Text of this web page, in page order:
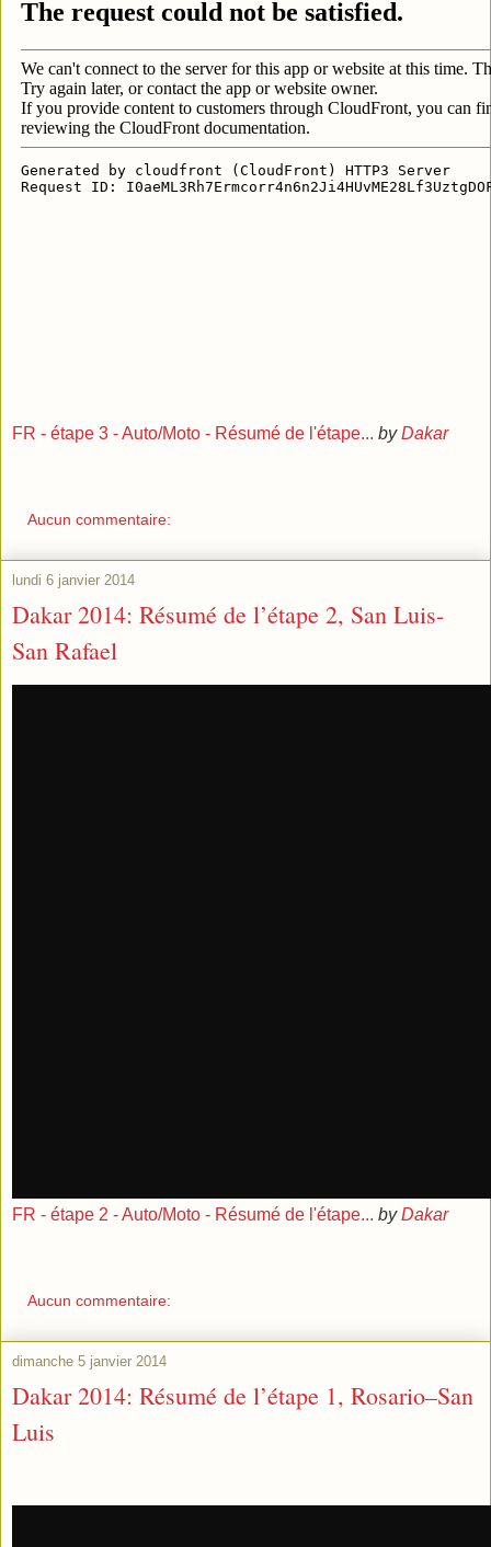
FR - étape 3 - Auto/Moto - Résumé de l'étape... byDakar
Aucun commentaire:
lundi 6 janvier 2014
Dakar 2014: Résumé de l’étape 2, San Luis-
San Rafael
FR - étape 2 - Auto/Moto - Résumé de l'étape... byDakar
Aucun commentaire:
dimanche 5 janvier 2014
Dakar 2014: Résumé de l’étape 1, Rosario–San
Luis